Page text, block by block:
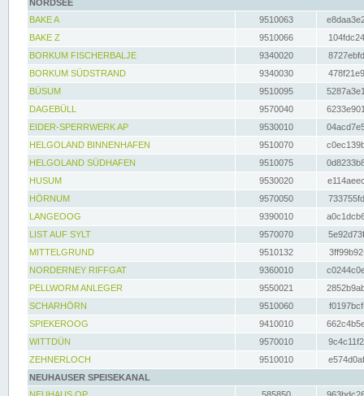
NORDSEE
BAKE A
9510063
BAKE Z
9510066
BORKUM FISCHERBALJE
9340020
BORKUM SÜDSTRAND
9340030
BÜSUM
9510095
DAGEBÜLL
9570040
EIDER-SPERRWERK AP
9530010
HELGOLAND BINNENHAFEN
9510070
HELGOLAND SÜDHAFEN
9510075
HUSUM
9530020
HÖRNUM
9570050
LANGEOOG
9390010
LIST AUF SYLT
9570070
MITTELGRUND
9510132
NORDERNEY RIFFGAT
9360010
PELLWORM ANLEGER
9550021
SCHARHÖRN
9510060
SPIEKEROOG
9410010
WITTDÜN
9570010
ZEHNERLOCH
9510010
NEUHAUSER SPEISEKANAL